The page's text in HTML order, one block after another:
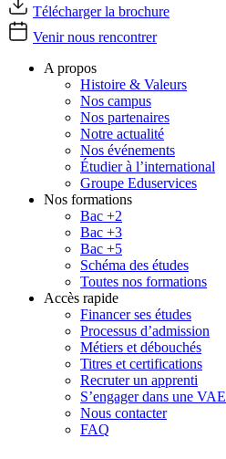
Télécharger la brochure
Venir nous rencontrer
A propos
Histoire & Valeurs
Nos campus
Nos partenaires
Notre actualité
Nos événements
Étudier à l’international
Groupe Eduservices
Nos formations
Bac +2
Bac +3
Bac +5
Schéma des études
Toutes nos formations
Accès rapide
Financer ses études
Processus d’admission
Métiers et débouchés
Titres et certifications
Recruter un apprenti
S’engager dans une VAE
Nous contacter
FAQ